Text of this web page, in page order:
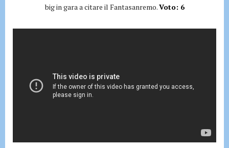
big in gara a citare il Fantasanremo.Voto: 6